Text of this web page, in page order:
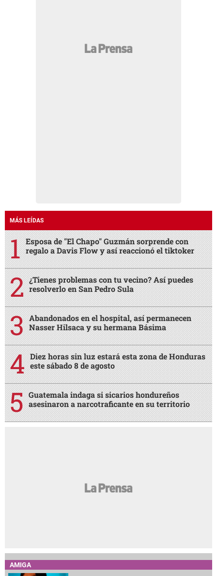
MÁS LEÍDAS
Esposa de "El Chapo" Guzmán sorprende con
regalo a Davis Flow y así reaccionó el tiktoker
¿Tienes problemas con tu vecino? Así puedes
resolverlo en San Pedro Sula
Abandonados en el hospital, así permanecen
Nasser Hilsaca y su hermana Básima
Diez horas sin luz estará esta zona de Honduras
este sábado 8 de agosto
Guatemala indaga si sicarios hondureños
asesinaron a narcotraficante en su territorio
AMIGA